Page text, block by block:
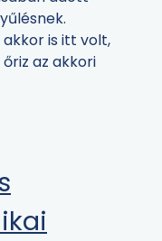
is itt volt,
az akkori